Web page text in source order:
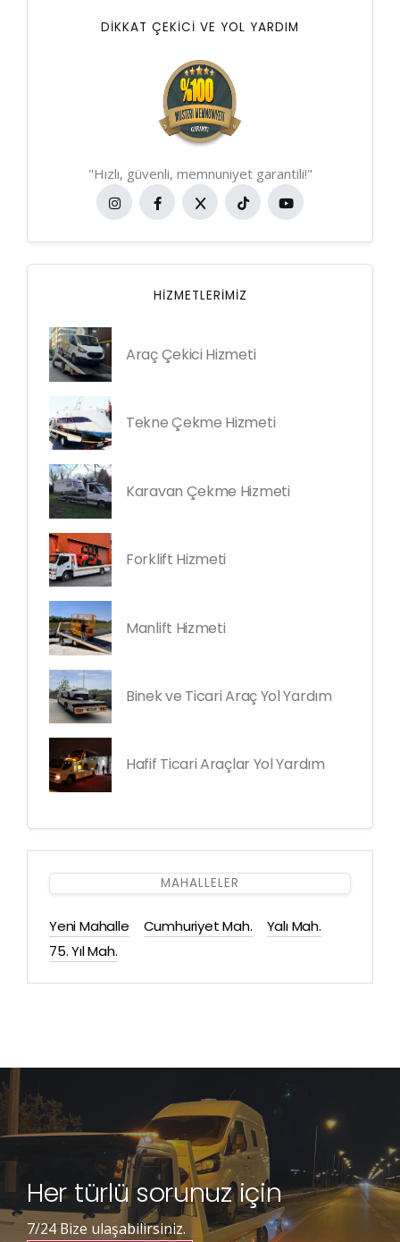
DİKKAT ÇEKİCİ VE YOL YARDIM
"Hızlı, güvenli, memnuniyet garantili!"
HIZMETLERIMIZ
Araç Çekici Hizmeti
Tekne Çekme Hizmeti
Karavan Çekme Hizmeti
Forklift Hizmeti
Manlift Hizmeti
Binek ve Ticari Araç Yol Yardım
Hafif Ticari Araçlar Yol Yardım
MAHALLELER
Yeni Mahalle Cumhuriyet Mah.
Yalı Mah.
75. Yıl Mah.
Her türlü sorunuz için
7/24 Bize ulaşabilirsiniz.